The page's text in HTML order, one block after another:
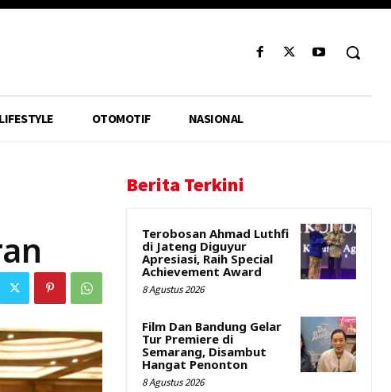
LIFESTYLE OTOMOTIF NASIONAL
Berita Terkini
Terobosan Ahmad Luthfi
di Jateng Diguyur
Apresiasi, Raih Special
Achievement Award
8 Agustus 2026
Film Dan Bandung Gelar
Tur Premiere di
Semarang, Disambut
Hangat Penonton
8 Agustus 2026